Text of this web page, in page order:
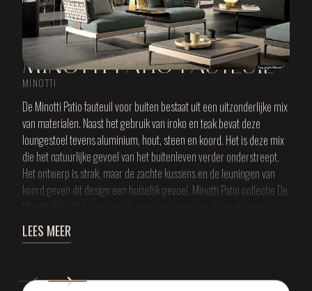
MINOTTI PATIO FAUTEUIL
MINOTTI
De Minotti Patio fauteuil voor buiten bestaat uit een uitzonderlijke mix
van materialen. Naast het gebruik van iroko en teak bevat deze
loungestoel tevens aluminium, hout, steen en koord. Het is deze mix
die het natuurlijke gevoel van het buitenleven verder onderstreept.
Het ontwerp is strak, maar de zachte kussens en de leuningen van
koord geven dit design een huiselijk gevoel. Minotti Patio collectie De
uiterst ruime keuze uit verschillende elementen, zoals een bank,
salontafels, een voetenbank en diverse meubelaccessoires. Allemaal
precisie afgestemde kleuren. Zo transformeert u uw terras
LEES MEER